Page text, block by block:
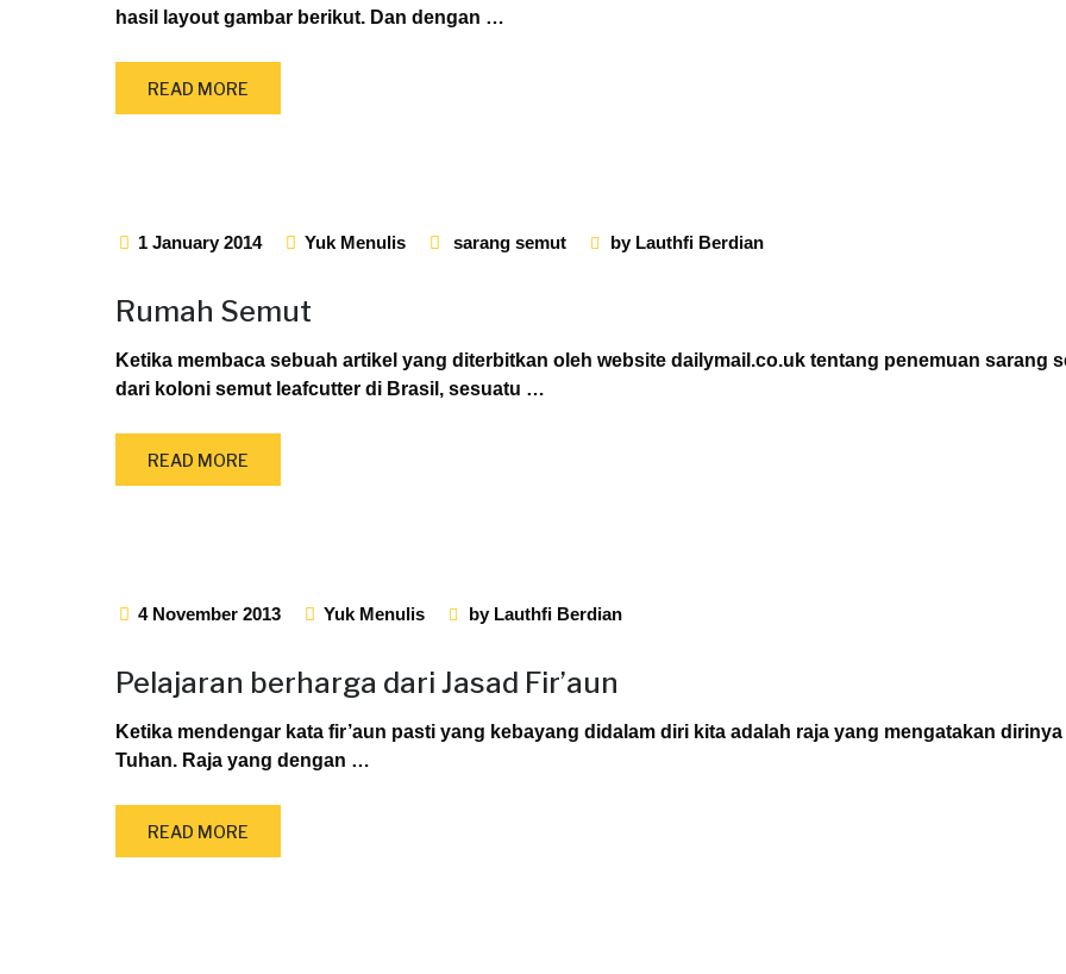
hasil layout gambar berikut. Dan dengan …
READ MORE
1 January 2014 Yuk Menulis sarang semut by Lauthfi Berdian
Rumah Semut
Ketika membaca sebuah artikel yang diterbitkan oleh website dailymail.co.uk tentang penemuan sarang
dari koloni semut leafcutter di Brasil, sesuatu …
READ MORE
4 November 2013 Yuk Menulis by Lauthfi Berdian
Pelajaran berharga dari Jasad Fir’aun
Ketika mendengar kata fir’aun pasti yang kebayang didalam diri kita adalah raja yang mengatakan dirinya
Tuhan. Raja yang dengan …
READ MORE